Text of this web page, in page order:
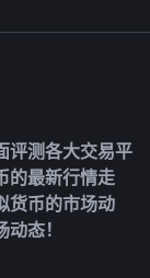
评测各大交易平
的最新行情走
货币的市场动
态！